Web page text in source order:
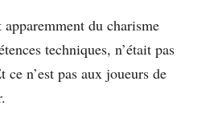
apparemment du charisme
techniques, n’était pas
n’est pas aux joueurs de